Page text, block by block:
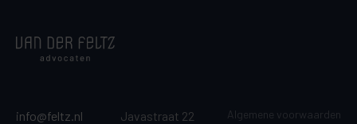
info@feltz.nl
Javastraat 22
Algemene voorwaarden